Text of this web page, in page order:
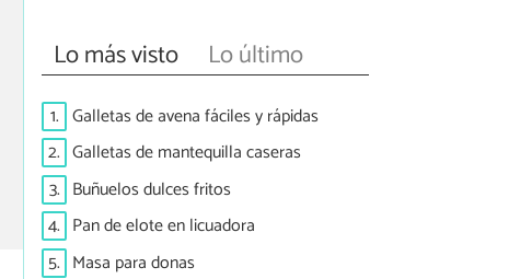
Lo más visto Lo último
1. Galletas de avena fáciles y rápidas
2. Galletas de mantequilla caseras
3. Buñuelos dulces fritos
4. Pan de elote en licuadora
5. Masa para donas